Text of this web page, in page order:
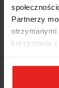
Partnerzy
otrzymanymi
korzystania z
Symbol: